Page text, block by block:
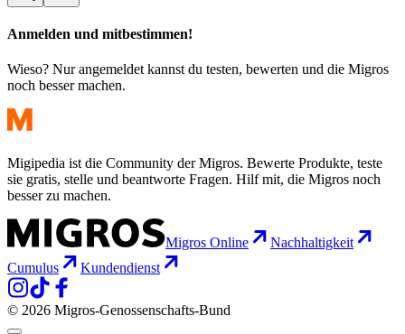
Anmelden und mitbestimmen!
Wieso? Nur angemeldet kannst du testen, bewerten und die Migros
noch besser machen.
Migipedia ist die Community der Migros. Bewerte Produkte, teste
sie gratis, stelle und beantworte Fragen. Hilf mit, die Migros noch
besser zu machen.
Migros Online
Nachhaltigkeit
Cumulus
Kundendienst
© 2026 Migros-Genossenschafts-Bund